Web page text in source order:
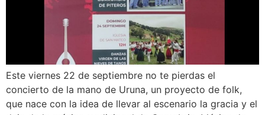
Este viernes 22 de septiembre no te pierdas el
concierto de la mano de Uruna, un proyecto de folk,
que nace con la idea de llevar al escenario la gracia y el